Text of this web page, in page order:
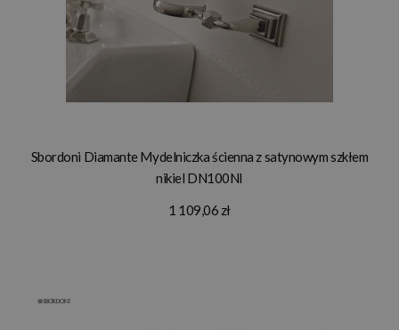
Sbordoni Diamante Mydelniczka ścienna z satynowym szkłem
nikiel DN100NI
1 109,06 zł